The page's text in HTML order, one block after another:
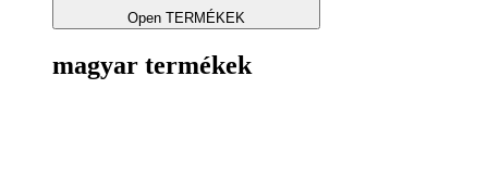
Open TERMÉKEK
magyar termékek